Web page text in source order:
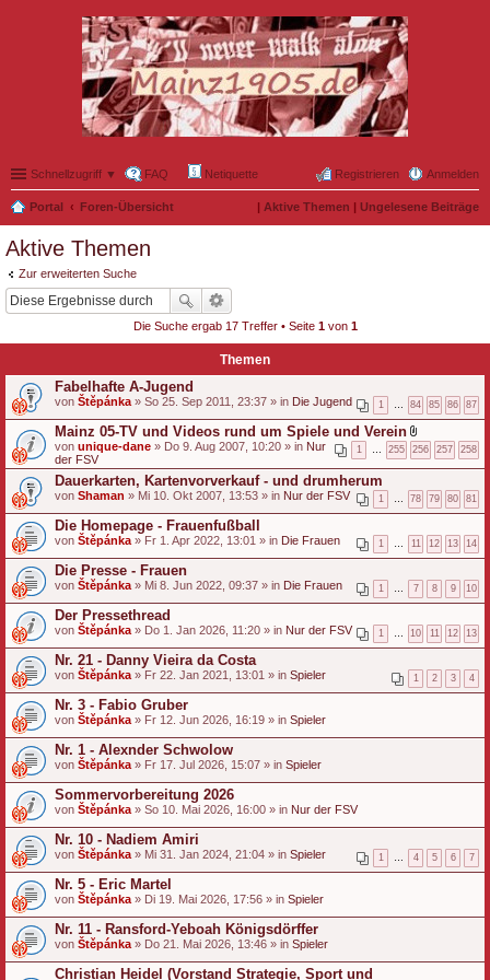
Schnellzugriff ▼ FAQ Netiquette Anmelden
Registrieren
Portal Foren-Übersicht | Aktive Themen | Ungelesene Beiträge
Aktive Themen
Zur erweiterten Suche
Die Suche ergab 17 Treffer • Seite 1von 1
Themen
Fabelhafte A-Jugend
1 84 85 86 87
von Štěpánka » So 25. Sep 2011, 23:37 » in Die Jugend
Mainz 05-TV und Videos rund um Spiele und Verein
D
a
t
i
a
h
a
n
1 255 256 257 258
von unique-dane » Do 9. Aug 2007, 10:20 » in Nur
der FSV
Dauerkarten, Kartenvorverkauf - und drumherum
1 78 79 80 81
von Shaman » Mi 10. Okt 2007, 13:53 » in Nur der FSV
Die Homepage - Frauenfußball
1 11 12 13 14
von Štěpánka » Fr 1. Apr 2022, 13:01 » in Die Frauen
Die Presse - Frauen
1 7 8 9 10
von Štěpánka » Mi 8. Jun 2022, 09:37 » in Die Frauen
Der Pressethread
1 10 11 12 13
von Štěpánka » Do 1. Jan 2026, 11:20 » in Nur der FSV
Nr. 21 - Danny Vieira da Costa
1 2 3 4
von Štěpánka » Fr 22. Jan 2021, 13:01 » in Spieler
Nr. 3 - Fabio Gruber
von Štěpánka » Fr 12. Jun 2026, 16:19 » in Spieler
Nr. 1 - Alexnder Schwolow
von Štěpánka » Fr 17. Jul 2026, 15:07 » in Spieler
Sommervorbereitung 2026
von Štěpánka » So 10. Mai 2026, 16:00 » in Nur der FSV
Nr. 10 - Nadiem Amiri
1 4 5 6 7
von Štěpánka » Mi 31. Jan 2024, 21:04 » in Spieler
Nr. 5 - Eric Martel
von Štěpánka » Di 19. Mai 2026, 17:56 » in Spieler
Nr. 11 - Ransford-Yeboah Königsdörffer
von Štěpánka » Do 21. Mai 2026, 13:46 » in Spieler
Christian Heidel (Vorstand Strategie, Sport und